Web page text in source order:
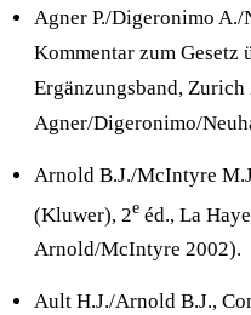
Agner P./Digeronimo A./
Kommentar zum Gesetz
Ergänzungsband, Zurich
Agner/Digeronimo/
Arnold B.J./McIntyre
(Kluwer), 2e éd., La
Arnold/McIntyre 2002).
Ault H.J./Arnold B.J.,